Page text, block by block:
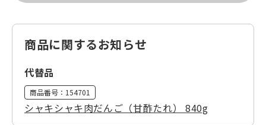
商品に関するお知らせ
代替品
商品番号： 154701
シャキシャキ肉だんご（甘酢たれ） 840g